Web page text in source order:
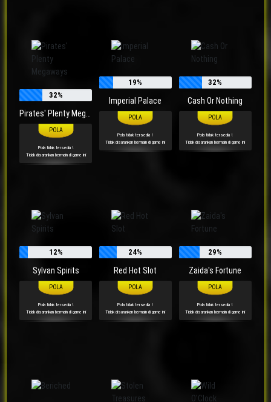
32%
Pirates' Plenty Megaways
Pola tidak tersedia !
Tidak disarankan bermain di game ini
19%
Imperial Palace
Pola tidak tersedia !
Tidak disarankan bermain di game ini
32%
Cash Or Nothing
Pola tidak tersedia !
Tidak disarankan bermain di game ini
12%
Sylvan Spirits
Pola tidak tersedia !
Tidak disarankan bermain di game ini
24%
Red Hot Slot
Pola tidak tersedia !
Tidak disarankan bermain di game ini
29%
Zaida's Fortune
Pola tidak tersedia !
Tidak disarankan bermain di game ini